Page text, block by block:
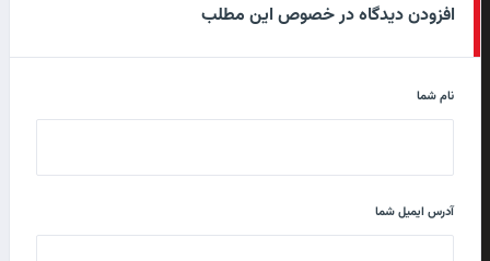
افزودن دیدگاه در خصوص این مطلب
نام شما
آدرس ایمیل شما